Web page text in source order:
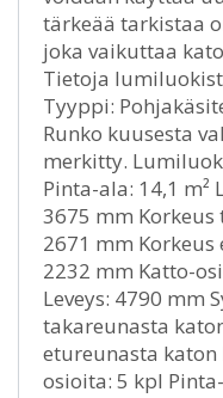
tärkeää tarkistaa
joka vaikuttaa
Tietoja
Tyyppi:
Runko kuusesta
merkitty.
Pinta-ala: 14,1 m²
3675 mm Korkeus
2671 mm
2232 mm Katto-
Leveys: 4790 mm
takareunasta
etureunasta katon
osioita: 5 kpl